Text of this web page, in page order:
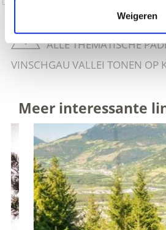
Weigeren
ALLE THEMATISCHE
VINSCHGAU VALLEI TONEN OP
Meer interessante